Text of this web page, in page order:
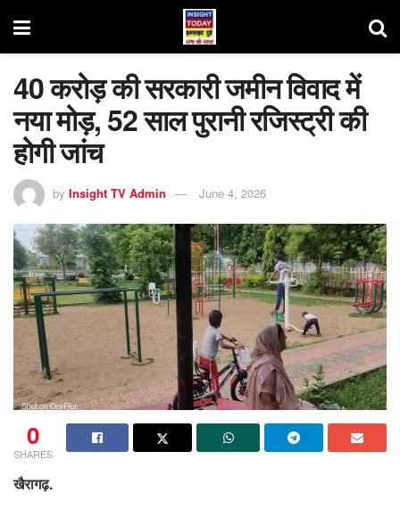
40 करोड़ की सरकारी जमीन विवाद में
नया मोड़, 52 साल पुरानी रजिस्ट्री की
होगी जांच
by Insight TV Admin June 4, 2026
0
SHARES
खैरागढ़.